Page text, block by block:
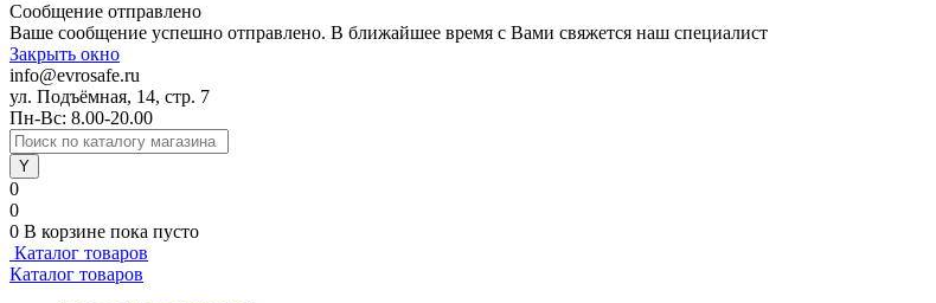
Сообщение отправлено
Ваше сообщение успешно отправлено. В ближайшее время с Вами свяжется наш специалист
Закрыть окно
info@evrosafe.ru
ул. Подъёмная, 14, стр. 7
Пн-Вс: 8.00-20.00
0
0
0 В корзине пока пусто
Каталог товаров
Каталог товаров